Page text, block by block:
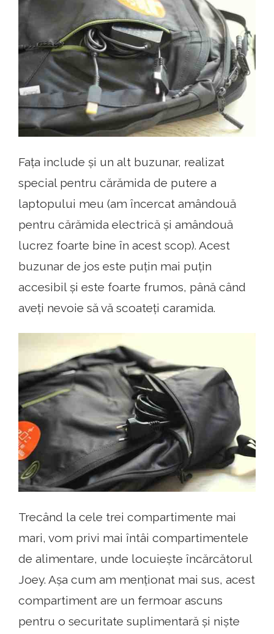
Fața include și un alt buzunar, realizat
special pentru cărămida de putere a
laptopului meu (am încercat amândouă
pentru cărămida electrică și amândouă
lucrez foarte bine în acest scop). Acest
buzunar de jos este puțin mai puțin
accesibil și este foarte frumos, până când
aveți nevoie să vă scoateți caramida.
Trecând la cele trei compartimente mai
mari, vom privi mai întâi compartimentele
de alimentare, unde locuiește încărcătorul
Joey. Așa cum am menționat mai sus, acest
compartiment are un fermoar ascuns
pentru o securitate suplimentară și niște